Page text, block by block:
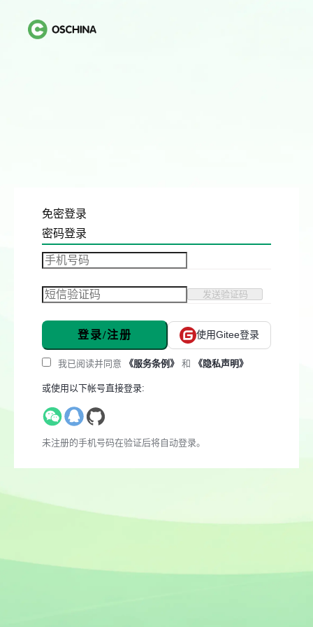
免密登录
密码登录
发送验证码
登录/注册 使用Gitee登录
我已阅读并同意 《服务条例》 和 《隐私声明》
或使用以下帐号直接登录:
未注册的手机号码在验证后将自动登录。